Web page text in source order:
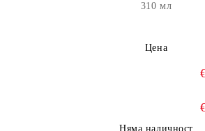
310 мл
Цена
Няма наличност